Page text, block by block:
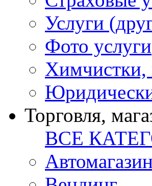
Услуги
Фото услуги
Химчистки,
Торговля,
ВСЕ